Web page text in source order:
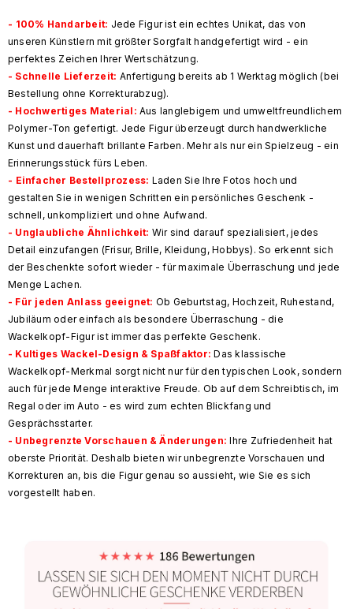
- 100% Handarbeit: Jede Figur ist ein echtes Unikat, das von
unseren Künstlern mit größter Sorgfalt handgefertigt wird - ein
perfektes Zeichen Ihrer Wertschätzung.
- Schnelle Lieferzeit: Anfertigung bereits ab 1 Werktag möglich (bei
Bestellung ohne Korrekturabzug).
- Hochwertiges Material: Aus langlebigem und umweltfreundlichem
Polymer-Ton gefertigt. Jede Figur überzeugt durch handwerkliche
Kunst und dauerhaft brillante Farben. Mehr als nur ein Spielzeug - ein
Erinnerungsstück fürs Leben.
- Einfacher Bestellprozess: Laden Sie Ihre Fotos hoch und
gestalten Sie in wenigen Schritten ein persönliches Geschenk -
schnell, unkompliziert und ohne Aufwand.
- Unglaubliche Ähnlichkeit: Wir sind darauf spezialisiert, jedes
Detail einzufangen (Frisur, Brille, Kleidung, Hobbys). So erkennt sich
der Beschenkte sofort wieder - für maximale Überraschung und jede
Menge Lachen.
- Für jeden Anlass geeignet: Ob Geburtstag, Hochzeit, Ruhestand,
Jubiläum oder einfach als besondere Überraschung - die
Wackelkopf-Figur ist immer das perfekte Geschenk.
- Kultiges Wackel-Design & Spaßfaktor: Das klassische
Wackelkopf-Merkmal sorgt nicht nur für den typischen Look, sondern
auch für jede Menge interaktive Freude. Ob auf dem Schreibtisch, im
Regal oder im Auto - es wird zum echten Blickfang und
Gesprächsstarter.
- Unbegrenzte Vorschauen & Änderungen: Ihre Zufriedenheit hat
oberste Priorität. Deshalb bieten wir unbegrenzte Vorschauen und
Korrekturen an, bis die Figur genau so aussieht, wie Sie es sich
vorgestellt haben.